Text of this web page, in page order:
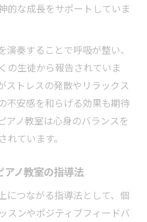
的な成長をサポートしていま
奏することで呼吸が整い、
の生徒から報告されていま
ストレスの発散やリラックス
不安感を和らげる効果も期待
アノ教室は心身のバランスを
ています。
アノ教室の指導法
につながる指導法として、個
スンやポジティブフィードバ